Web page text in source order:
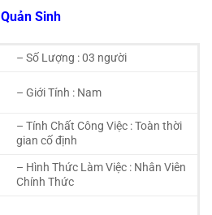
Quản Sinh
– Số Lượng : 03 người
– Giới Tính : Nam
– Tính Chất Công Việc : Toàn thời
gian cố định
– Hình Thức Làm Việc : Nhân Viên
Chính Thức